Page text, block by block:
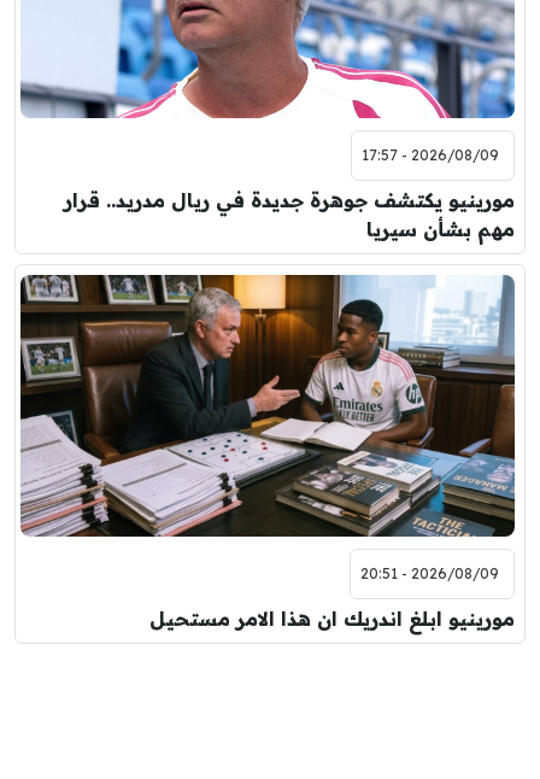
2026/08/09 - 17:57
مورينيو يكتشف جوهرة جديدة في ريال مدريد.. قرار
مهم بشأن سيريا
2026/08/09 - 20:51
مورينيو ابلغ اندريك ان هذا الامر مستحيل